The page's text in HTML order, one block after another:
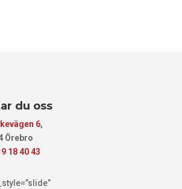
du oss
6,
Örebro
18 40 43